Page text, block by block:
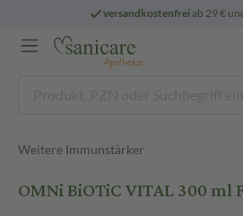
versandkostenfreiab 29 €
Weitere Immunstärker
OMNi BiOTiC VITAL 300 ml